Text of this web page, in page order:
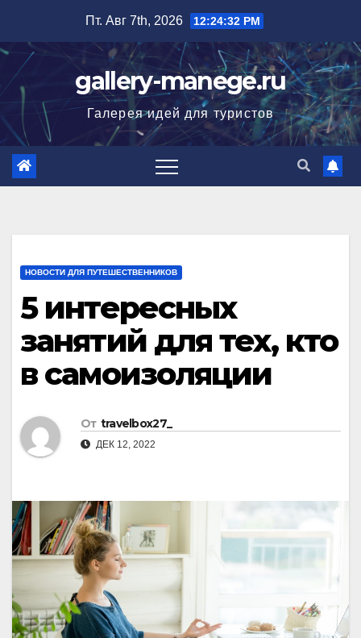
содержимому
Пт. Авг 7th, 2026 12:24:33 PM
gallery-manege.ru
Галерея идей для туристов
НОВОСТИ ДЛЯ ПУТЕШЕСТВЕННИКОВ
5 интересных
занятий для тех, кто
в самоизоляции
От travelbox27_
ДЕК 12, 2022